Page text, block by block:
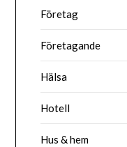
Företag
Företagande
Hälsa
Hotell
Hus & hem